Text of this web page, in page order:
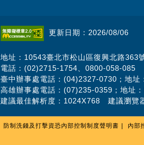
更新日期：2026/08/06
地址：10543臺北市松山區復興北路363
電話：(02)2715-1754、0800-058-085
臺中辦事處電話：(04)2327-0730；地
高雄辦事處電話：(07)235-0359；地址
建議最佳解析度：1024X768 建議瀏覽
防制洗錢及打擊資恐內部控制制度聲明書 內部